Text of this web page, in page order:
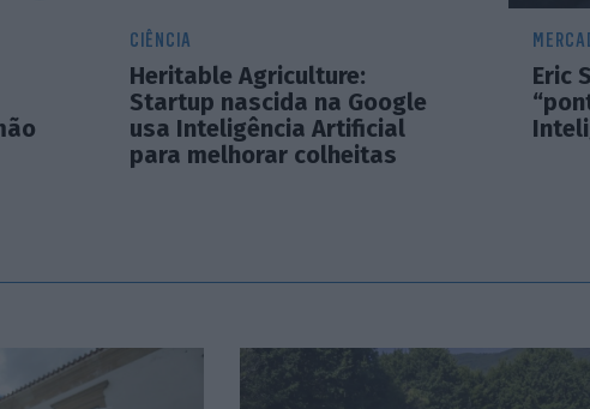
CIÊNCIA
Heritable Agriculture:
Startup nascida na Google
usa Inteligência Artificial
para melhorar colheitas
Eric